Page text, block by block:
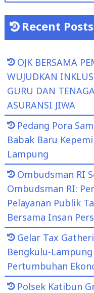
Recent Posts
OJK BERSAMA
WUJUDKAN
GURU DAN
ASURANSI JIWA
Pedang Pora
Babak Baru
Lampung
Ombudsman RI
Ombudsman RI:
Pelayanan Publik
Bersama Insan Pers
Gelar Tax
Bengkulu-
Pertumbuhan
Polsek Katibun